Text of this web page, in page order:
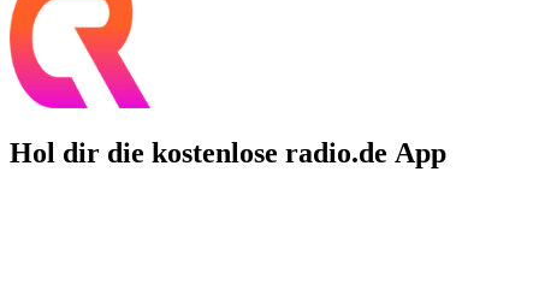
Hol dir die kostenlose radio.de App